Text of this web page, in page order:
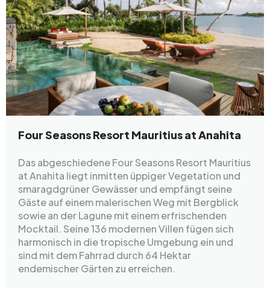
Four Seasons Resort Mauritius at Anahita
Das abgeschiedene Four Seasons Resort Mauritius
at Anahita liegt inmitten üppiger Vegetation und
smaragdgrüner Gewässer und empfängt seine
Gäste auf einem malerischen Weg mit Bergblick
sowie an der Lagune mit einem erfrischenden
Mocktail. Seine 136 modernen Villen fügen sich
harmonisch in die tropische Umgebung ein und
sind mit dem Fahrrad durch 64 Hektar
endemischer Gärten zu erreichen.